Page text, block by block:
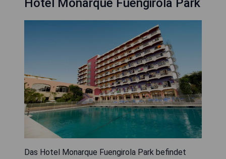
Hotel Monarque Fuengirola Park
Das Hotel Monarque Fuengirola Park befindet